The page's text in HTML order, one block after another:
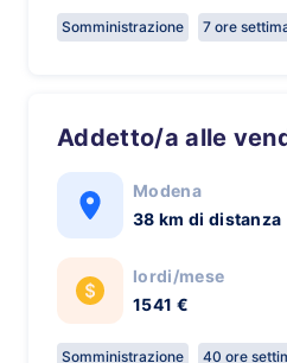
Somministrazione 7 ore
Addetto/a alle
Modena
38 km di distanza
lordi/mese
1541 €
Somministrazione
40 ore